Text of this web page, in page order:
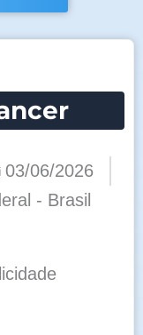
03/06/2026
- Brasil